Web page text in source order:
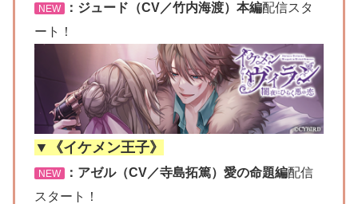
NEW ：ジュード（CV／竹内海渡）本編配信スタ
ート！
▼《イケメン王子》
NEW ：アゼル（CV／寺島拓篤）愛の命題編配信
スタート！